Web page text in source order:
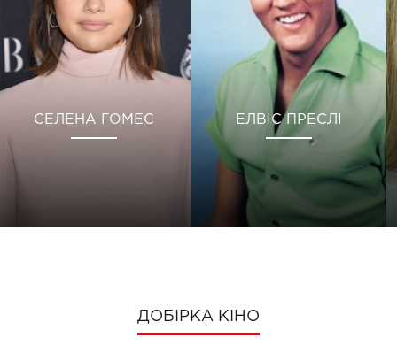
СЕЛЕНА ГОМЕС ЕЛВІС ПРЕСЛІ
ДОБІРКА КІНО